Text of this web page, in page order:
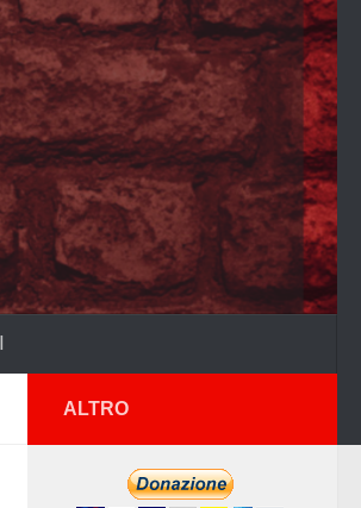
ALTRO